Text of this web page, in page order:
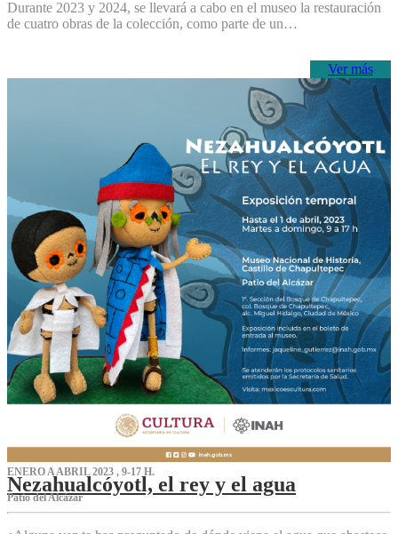
Durante 2023 y 2024, se llevará a cabo en el museo la restauración
de cuatro obras de la colección, como parte de un…
Ver más
ENERO A ABRIL 2023 , 9-17 H.
Nezahualcóyotl, el rey y el agua
Patio del Alcázar